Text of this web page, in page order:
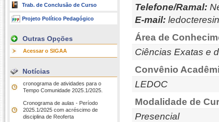
Trab. de Conclusão de Curso
Projeto Político Pedagógico
Outras Opções
Acessar o SIGAA
Notícias
cronograma de atividades para o
Tempo Comunidade 2025.1/2025.
Cronograma de aulas - Período
2025.1/2025 com acréscimo de
disciplina de Reoferta
Telefone/Ramal:
E-mail:
Área de
Ciências Exatas e
Convênio
LEDOC
Modalidade de
Presencial